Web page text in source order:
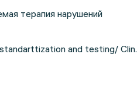
терапия нарушений
standarttization and testing/ Clin.